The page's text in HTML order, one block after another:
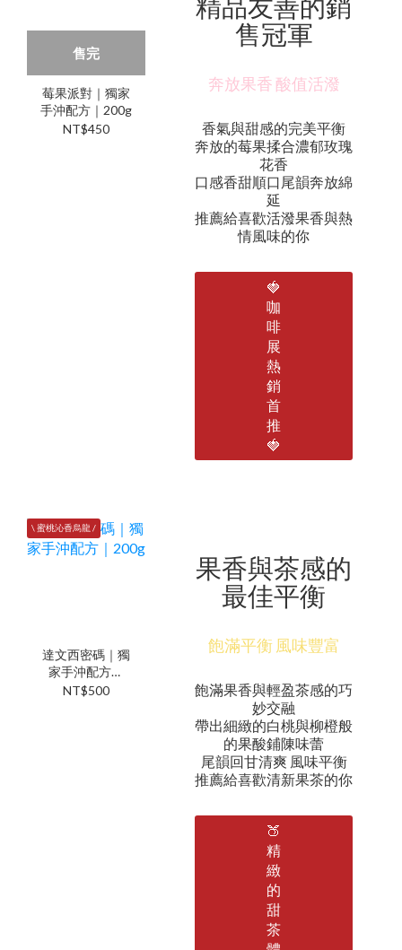
售完
莓果派對｜獨家
手沖配方｜200g
NT$450
精品友善的銷
售冠軍
奔放果香 酸值活潑
香氣與甜感的完美平衡
奔放的莓果揉合濃郁玫瑰
花香
口感香甜順口尾韻奔放綿
延
推薦給喜歡活潑果香與熱
情風味的你
🍓
咖
啡
展
熱
銷
首
推
🍓
\ 蜜桃沁香烏龍 /
達文西密碼｜獨
家手沖配方｜
200g
NT$500
果香與茶感的
最佳平衡
飽滿平衡 風味豐富
飽滿果香與輕盈茶感的巧
妙交融
帶出細緻的白桃與柳橙般
的果酸鋪陳味蕾
尾韻回甘清爽 風味平衡
推薦給喜歡清新果茶的你
🍑
精
緻
的
甜
茶